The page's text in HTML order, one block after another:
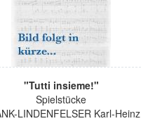
"Tutti insieme!"
Spielstücke
LINDENFELSER Karl-Heinz